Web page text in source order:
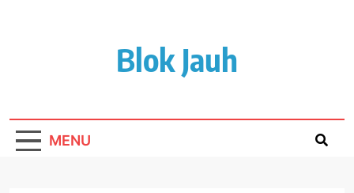
Blok Jauh
MENU